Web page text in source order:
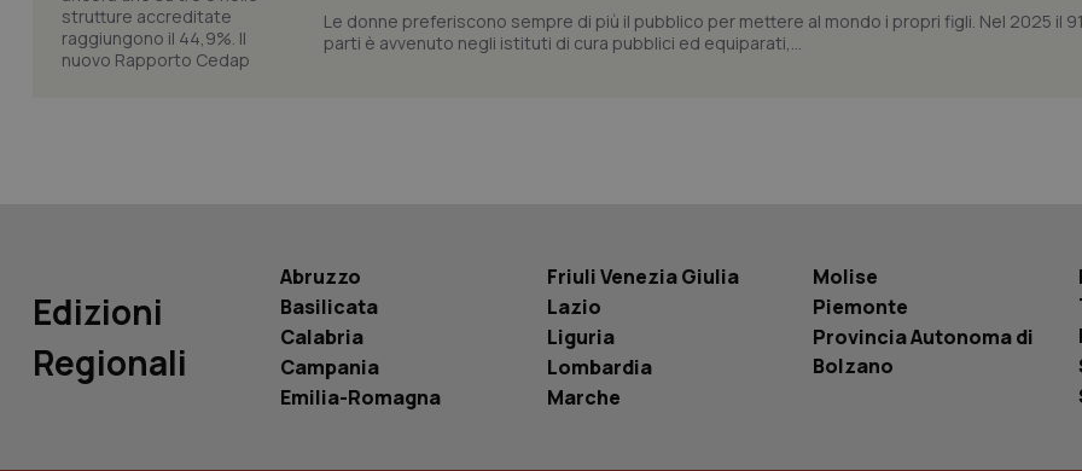
Le donne preferiscono sempre di più il pubblico per mettere al mondo i propri figli. Nel 2025 il
parti è avvenuto negli istituti di cura pubblici ed equiparati,...
Edizioni
Regionali
Abruzzo
Basilicata
Calabria
Campania
Emilia-Romagna
Friuli Venezia Giulia
Lazio
Liguria
Lombardia
Marche
Molise
Piemonte
Provincia Autonoma di
Bolzano
YSC
Google LLC
.youtube.com
Sessione
Questo cookie è impostato da YouTube